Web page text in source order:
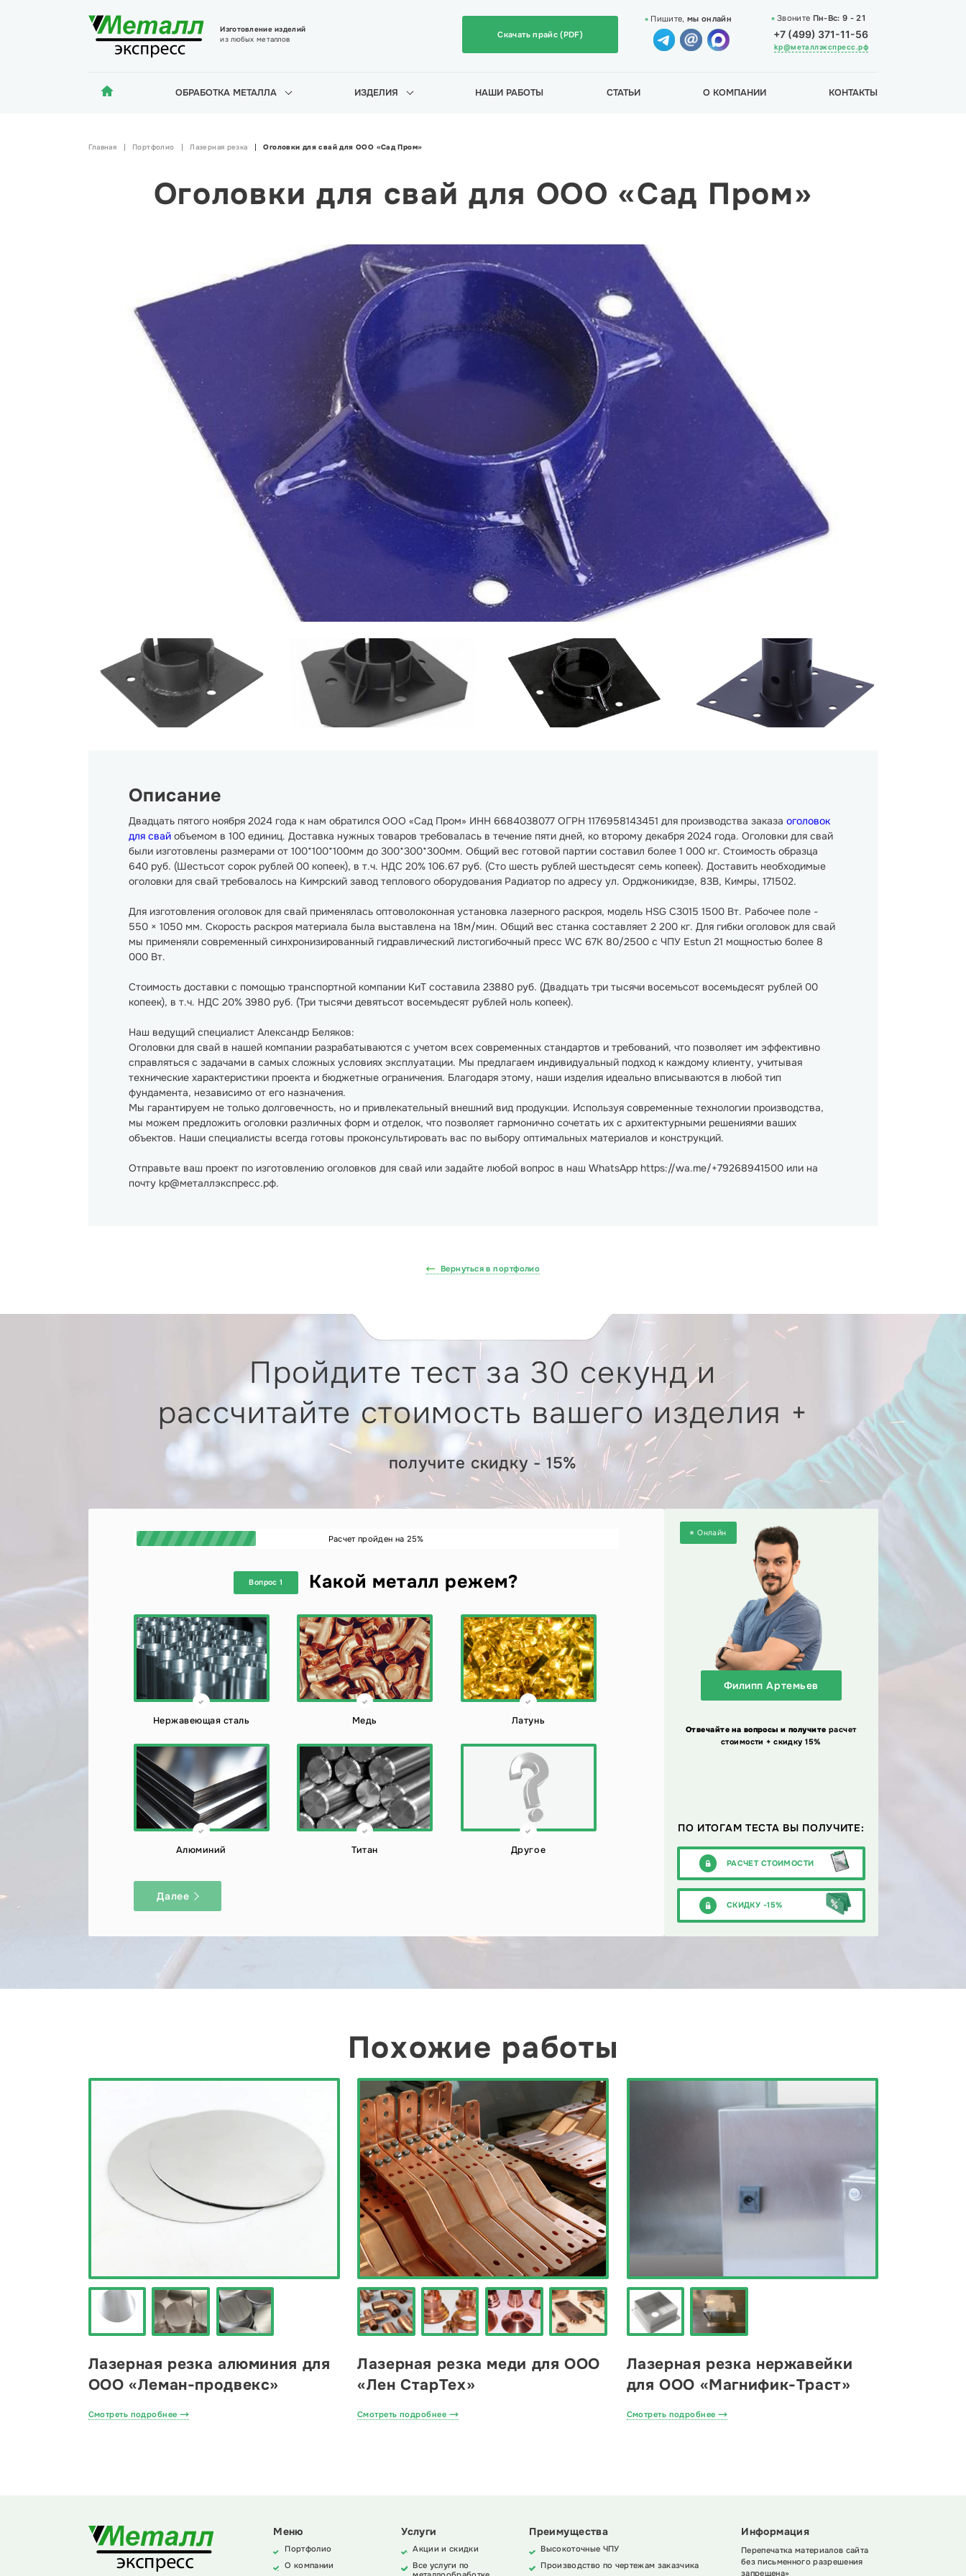
Изготовление изделий
из любых металлов
Скачать прайс (PDF)
Пишите,мы онлайн Звоните Пн-Вс: 9 - 21
+7 (499) 371-11-56
kp@металлэкспресс.рф
ОБРАБОТКА МЕТАЛЛА ИЗДЕЛИЯ НАШИ РАБОТЫ СТАТЬИ О КОМПАНИИ КОНТАКТЫ
Главная Портфолио Лазерная резка Оголовки для свай для ООО «Сад Пром»
Оголовки для свай для ООО «Сад Пром»
Описание
Двадцать пятого ноября 2024 года к нам обратился ООО «Сад Пром» ИНН 6684038077 ОГРН 1176958143451 для производства заказа оголовок
для свайобъемом в 100 единиц. Доставка нужных товаров требовалась в течение пяти дней, ко второму декабря 2024 года. Оголовки для свай
были изготовлены размерами от 100*100*100мм до 300*300*300мм. Общий вес готовой партии составил более 1 000 кг. Стоимость образца
640 руб. (Шестьсот сорок рублей 00 копеек), в т.ч. НДС 20% 106.67 руб. (Сто шесть рублей шестьдесят семь копеек). Доставить необходимые
оголовки для свай требовалось на Кимрский завод теплового оборудования Радиатор по адресу ул. Орджоникидзе, 83В, Кимры, 171502.
Для изготовления оголовок для свай применялась оптоволоконная установка лазерного раскроя, модель HSG C3015 1500 Вт. Рабочее поле -
550 × 1050 мм. Скорость раскроя материала была выставлена на 18м/мин. Общий вес станка составляет 2 200 кг. Для гибки оголовок для свай
мы применяли современный синхронизированный гидравлический листогибочный пресс WC 67K 80/2500 с ЧПУ Estun 21 мощностью более 8
000 Вт.
Стоимость доставки с помощью транспортной компании КиТ составила 23880 руб. (Двадцать три тысячи восемьсот восемьдесят рублей 00
копеек), в т.ч. НДС 20% 3980 руб. (Три тысячи девятьсот восемьдесят рублей ноль копеек).
Наш ведущий специалист Александр Беляков:
Оголовки для свай в нашей компании разрабатываются с учетом всех современных стандартов и требований, что позволяет им эффективно
справляться с задачами в самых сложных условиях эксплуатации. Мы предлагаем индивидуальный подход к каждому клиенту, учитывая
технические характеристики проекта и бюджетные ограничения. Благодаря этому, наши изделия идеально вписываются в любой тип
фундамента, независимо от его назначения.
Мы гарантируем не только долговечность, но и привлекательный внешний вид продукции. Используя современные технологии производства,
мы можем предложить оголовки различных форм и отделок, что позволяет гармонично сочетать их с архитектурными решениями ваших
объектов. Наши специалисты всегда готовы проконсультировать вас по выбору оптимальных материалов и конструкций.
Отправьте ваш проект по изготовлению оголовков для свай или задайте любой вопрос в наш WhatsApp https://wa.me/+79268941500 или на
почту kp@металлэкспресс.рф.
Вернуться в портфолио
Пройдите тест за 30 секунд и
рассчитайте стоимость вашего изделия +
получите скидку - 15%
Расчет пройден на 25%
Вопрос 1 Какой металл режем?
Нержавеющая сталь Медь Латунь
Алюминий Титан Другое
Далее
Онлайн
Филипп Артемьев
Отвечайте на вопросы и получите расчет
стоимости + скидку 15%
ПО ИТОГАМ ТЕСТА ВЫ ПОЛУЧИТЕ:
РАСЧЕТ СТОИМОСТИ
СКИДКУ -15%
Похожие работы
Лазерная резка алюминия для
ООО «Леман-продвекс»
Смотреть подробнее
Лазерная резка меди для ООО
«Лен СтарТех»
Смотреть подробнее
Лазерная резка нержавейки
для ООО «Магнифик-Траст»
Смотреть подробнее
Меню
Портфолио
О компании
Услуги
Акции и скидки
Все услуги по
Преимущества
Высокоточные ЧПУ
Производство по чертежам заказчика
Информация
Перепечатка материалов сайта
без письменного разрешения
запрещена»